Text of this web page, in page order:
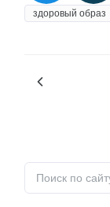
здоровый образ